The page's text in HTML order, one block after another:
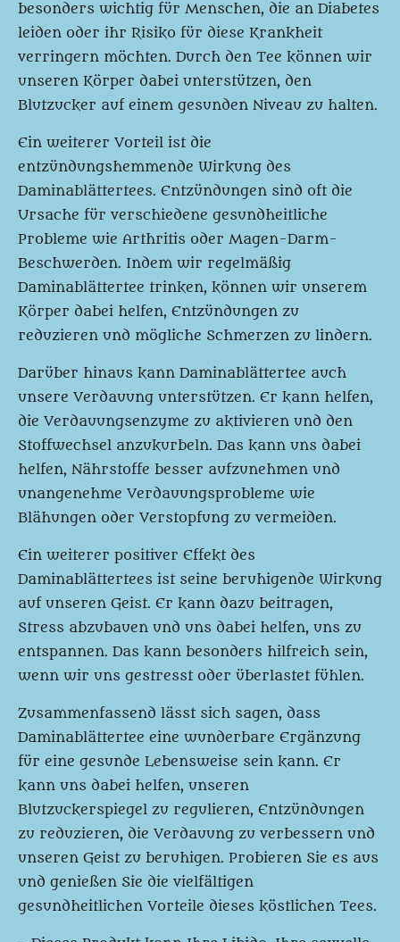
besonders wichtig für Menschen, die an Diabetes
leiden oder ihr Risiko für diese Krankheit
verringern möchten. Durch den Tee können wir
unseren Körper dabei unterstützen, den
Blutzucker auf einem gesunden Niveau zu halten.
Ein weiterer Vorteil ist die
entzündungshemmende Wirkung des
Daminablättertees. Entzündungen sind oft die
Ursache für verschiedene gesundheitliche
Probleme wie Arthritis oder Magen-Darm-
Beschwerden. Indem wir regelmäßig
Daminablättertee trinken, können wir unserem
Körper dabei helfen, Entzündungen zu
reduzieren und mögliche Schmerzen zu lindern.
Darüber hinaus kann Daminablättertee auch
unsere Verdauung unterstützen. Er kann helfen,
die Verdauungsenzyme zu aktivieren und den
Stoffwechsel anzukurbeln. Das kann uns dabei
helfen, Nährstoffe besser aufzunehmen und
unangenehme Verdauungsprobleme wie
Blähungen oder Verstopfung zu vermeiden.
Ein weiterer positiver Effekt des
Daminablättertees ist seine beruhigende Wirkung
auf unseren Geist. Er kann dazu beitragen,
Stress abzubauen und uns dabei helfen, uns zu
entspannen. Das kann besonders hilfreich sein,
wenn wir uns gestresst oder überlastet fühlen.
Zusammenfassend lässt sich sagen, dass
Daminablättertee eine wunderbare Ergänzung
für eine gesunde Lebensweise sein kann. Er
kann uns dabei helfen, unseren
Blutzuckerspiegel zu regulieren, Entzündungen
zu reduzieren, die Verdauung zu verbessern und
unseren Geist zu beruhigen. Probieren Sie es aus
und genießen Sie die vielfältigen
gesundheitlichen Vorteile dieses köstlichen Tees.